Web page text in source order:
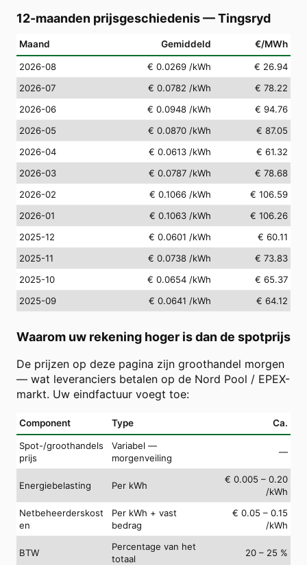
12-maanden prijsgeschiedenis—Tingsryd
Maand Gemiddeld €/MWh
2026-08 € 0.0269 /kWh
€ 26.94
2026-07
€ 0.0782 /kWh
€ 78.22
2026-06
€ 0.0948 /kWh
€ 94.76
2026-05
€ 0.0870 /kWh
€ 87.05
2026-04
€ 0.0613 /kWh
€ 61.32
2026-03
€ 0.0787 /kWh
€ 78.68
2026-02
€ 0.1066 /kWh
€ 106.59
2026-01
€ 0.1063 /kWh
€ 106.26
2025-12
€ 0.0601 /kWh
€ 60.11
2025-11
€ 0.0738 /kWh
€ 73.83
2025-10
€ 0.0654 /kWh
€ 65.37
2025-09
€ 0.0641 /kWh € 64.12
Waarom uw rekening hoger is dan de spotprijs
De prijzen op deze pagina zijn groothandel morgen
— wat leveranciers betalen op de Nord Pool / EPEX-
markt. Uw eindfactuur voegt toe:
Component Type Ca.
Spot-/groothandels
prijs
Variabel —
morgenveiling
—
Energiebelasting Per kWh
€ 0.005 – 0.20
/kWh
Netbeheerderskost
en
Per kWh + vast
bedrag
€ 0.05 – 0.15
/kWh
BTW
Percentage van het
totaal
20 – 25 %